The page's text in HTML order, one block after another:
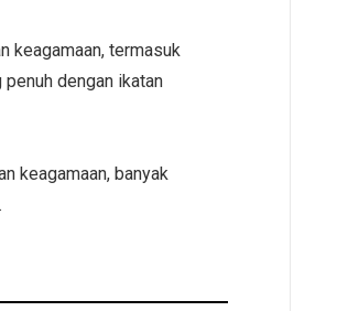
keagamaan, termasuk
dengan ikatan
keagamaan, banyak